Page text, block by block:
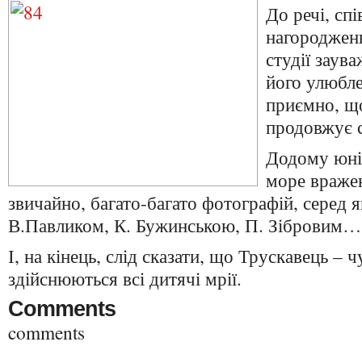
До речі,
студії
його
приємно,
продовжує
Додому юні
море
звичайно, багато-багато фотографій, серед
В.Павликом, К. Бужинською, П. Зібровим…
І, на кінець, слід сказати, що Трускавець –
здійснюються всі дитячі мрії.
Comments
comments